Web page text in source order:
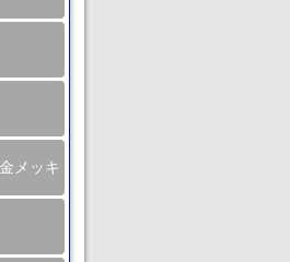
メッキ